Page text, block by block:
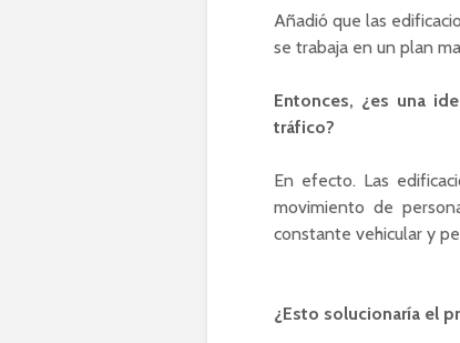
Añadió que las
se trabaja en un plan
Entonces, ¿es una
tráfico?
En efecto. Las
movimiento de
constante vehicular y
¿Esto solucionaría el